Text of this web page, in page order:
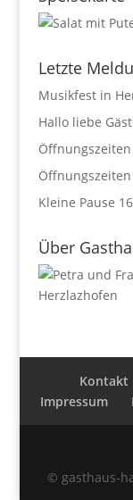
Letzte
Musikfest in
Hallo liebe
Kleine Pause
Über
Kontakt
Impressum
© gasthaus-